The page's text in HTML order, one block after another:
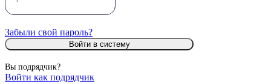
Забыли свой пароль?
Войти в систему
Вы подрядчик?
Войти как подрядчик